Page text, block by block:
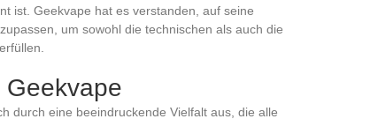
ist. Geekvape hat es verstanden, auf seine
um sowohl die technischen als auch die
durch eine beeindruckende Vielfalt aus, die alle